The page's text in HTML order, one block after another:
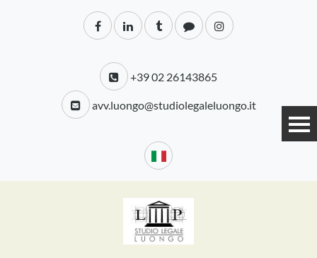
+39 02 26143865
avv.luongo@studiolegaleluongo.it